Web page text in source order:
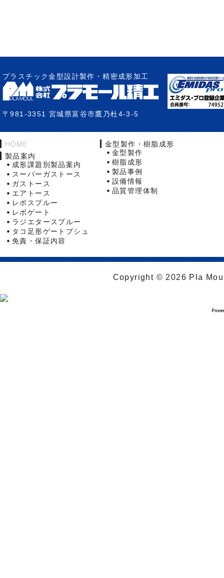
プラスチック金型設計製作・精密成形加工
〒981-3351 宮城県富谷市鷹乃杜4-3-5
HOME
製品案内
成形課題別製品案内
スーパーガストース
ガストース
エアトース
レボスプルー
レボゲート
ラジエタースプルー
タコ足形ゲートブシュ
免責・保証内容
金型製作・樹脂成形
金型製作
樹脂成形
製品事例
設備情報
品質管理体制
Copyright © 2026 Pla